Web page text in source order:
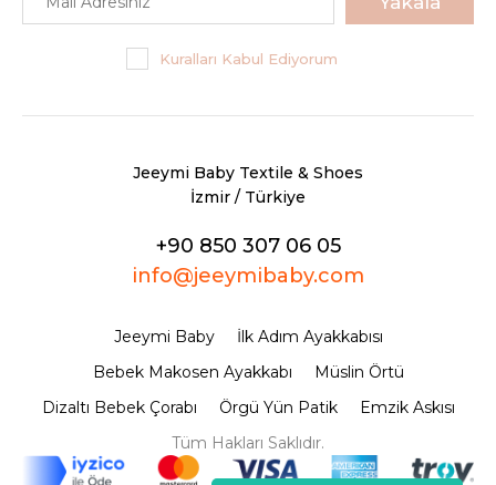
Kuralları Kabul Ediyorum
Jeeymi Baby Textile & Shoes
İzmir / Türkiye
+90 850 307 06 05
info@jeeymibaby.com
Jeeymi Baby
İlk Adım Ayakkabısı
Bebek Makosen Ayakkabı
Müslin Örtü
Dizaltı Bebek Çorabı
Örgü Yün Patik
Emzik Askısı
Tüm Hakları Saklıdır.